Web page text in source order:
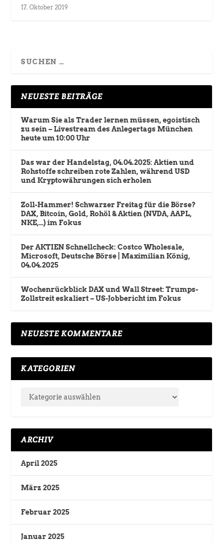
17. Oktober 2019
NEUESTE BEITRÄGE
Warum Sie als Trader lernen müssen, egoistisch
zu sein – Livestream des Anlegertags München
heute um 10:00 Uhr
Das war der Handelstag, 04.04.2025: Aktien und
Rohstoffe schreiben rote Zahlen, während USD
und Kryptowährungen sich erholen
Zoll-Hammer! Schwarzer Freitag für die Börse?
DAX, Bitcoin, Gold, Rohöl & Aktien (NVDA, AAPL,
NKE,…) im Fokus
Der AKTIEN Schnellcheck: Costco Wholesale,
Microsoft, Deutsche Börse | Maximilian König,
04.04.2025
Wochenrückblick DAX und Wall Street: Trumps-
Zollstreit eskaliert – US-Jobbericht im Fokus
NEUESTE KOMMENTARE
KATEGORIEN
ARCHIV
April 2025
März 2025
Februar 2025
Januar 2025